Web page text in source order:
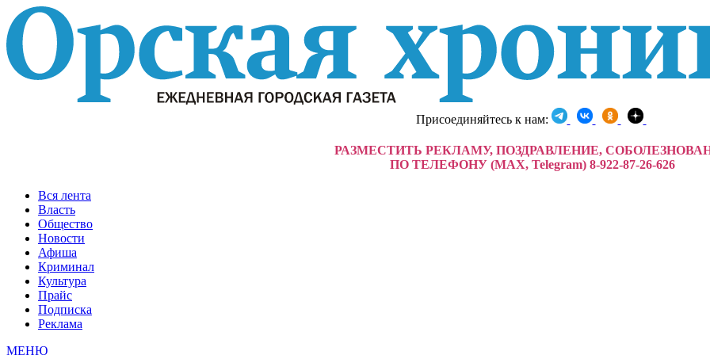
Присоединяйтесь к нам:
РАЗМЕСТИТЬ РЕКЛАМУ, ПОЗДРАВЛЕНИЕ,
ПО ТЕЛЕФОНУ (MAX, Telegram) 8-922-87-26-626
Вся лента
Власть
Общество
Новости
Афиша
Криминал
Культура
Прайс
Подписка
Реклама
МЕНЮ